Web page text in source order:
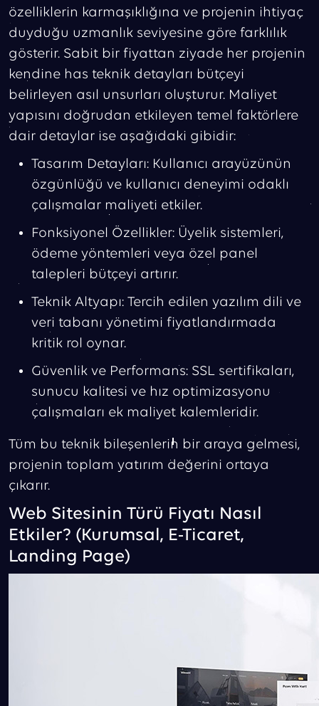
özelliklerin karmaşıklığına ve projenin ihtiyaç
duyduğu uzmanlık seviyesine göre farklılık
gösterir. Sabit bir fiyattan ziyade her projenin
kendine has teknik detayları bütçeyi
belirleyen asıl unsurları oluşturur. Maliyet
yapısını doğrudan etkileyen temel faktörlere
dair detaylar ise aşağıdaki gibidir:
Tasarım Detayları: Kullanıcı arayüzünün
özgünlüğü ve kullanıcı deneyimi odaklı
çalışmalar maliyeti etkiler.
Fonksiyonel Özellikler: Üyelik sistemleri,
ödeme yöntemleri veya özel panel
talepleri bütçeyi artırır.
Teknik Altyapı: Tercih edilen yazılım dili ve
veri tabanı yönetimi fiyatlandırmada
kritik rol oynar.
Güvenlik ve Performans: SSL sertifikaları,
sunucu kalitesi ve hız optimizasyonu
çalışmaları ek maliyet kalemleridir.
Tüm bu teknik bileşenlerin bir araya gelmesi,
projenin toplam yatırım değerini ortaya
çıkarır.
Web Sitesinin Türü Fiyatı Nasıl
Etkiler? (Kurumsal, E-Ticaret,
Landing Page)